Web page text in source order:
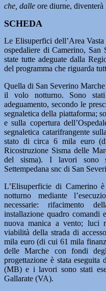
che, dalle ore diurne,
SCHEDA
Le Elisuperfici dell’Area
ospedaliere di Camerino,
state tutte adeguate dalla
del programma che riguarda
Quella di San Severino
il volo notturno. Sono
adeguamento, secondo le
segnaletica della piattaforma;
e sulla copertura
segnaletica catarifrangente
stato di circa 6 mila euro
Ricostruzione Sisma delle
del sisma). I lavori sono
Settempedana snc di San
L’Elisuperficie di Camerino
notturno mediante
necessarie: rifacimento
installazione quadro comandi
nuova manica a vento; luci
viabilità della strada di
mila euro (di cui 61 mila
delle Marche con fondi
progettazione è stata
(MB) e i lavori sono stati
Gallarate (VA).